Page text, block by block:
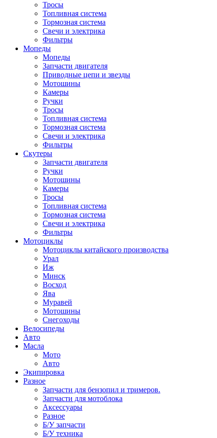
Тросы
Топливная система
Тормозная система
Свечи и электрика
Фильтры
Мопеды
Мопеды
Запчасти двигателя
Приводные цепи и звезды
Мотошины
Камеры
Ручки
Тросы
Топливная система
Тормозная система
Свечи и электрика
Фильтры
Cкутеры
Запчасти двигателя
Ручки
Мотошины
Камеры
Тросы
Топливная система
Тормозная система
Свечи и электрика
Фильтры
Мотоциклы
Мотоциклы китайского производства
Урал
Иж
Минск
Восход
Ява
Муравей
Мотошины
Снегоходы
Велосипеды
Авто
Масла
Мото
Авто
Экипировка
Разное
Запчасти для бензопил и тримеров.
Запчасти для мотоблока
Аксессуары
Разное
Б/У запчасти
Б/У техника